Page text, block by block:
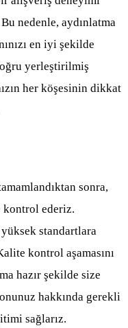
nedenle, aydınlatma
en iyi şekilde
yerleştirilmiş
her köşesinin dikkat
sonra,
kontrol ederiz.
standartlara
kontrol aşamasını
hazır şekilde size
hakkında gerekli
sağlarız.